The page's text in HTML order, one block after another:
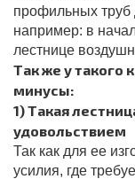
профильных труб
например: в
лестнице
Так же у такого
минусы:
1) Такая
удовольствием
Так как для ее
усилия, где